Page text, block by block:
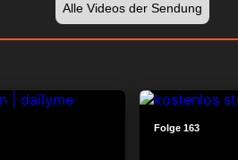
Alle Videos der Sendung
Folge 163